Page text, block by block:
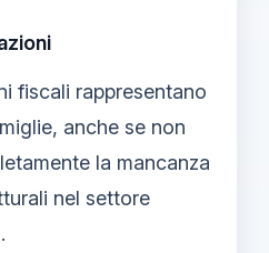
fiscali rappresentano
anche se non
la mancanza
nel settore